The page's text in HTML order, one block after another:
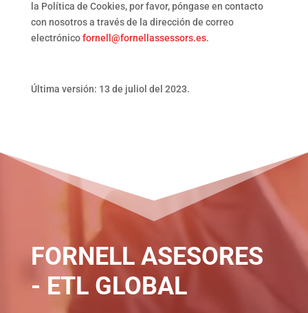
la Política de Cookies, por favor, póngase en contacto
con nosotros a través de la dirección de correo
electrónicofornell@fornellassessors.es.
Última versión: 13 de juliol del 2023.
FORNELL ASESORES
- ETL GLOBAL